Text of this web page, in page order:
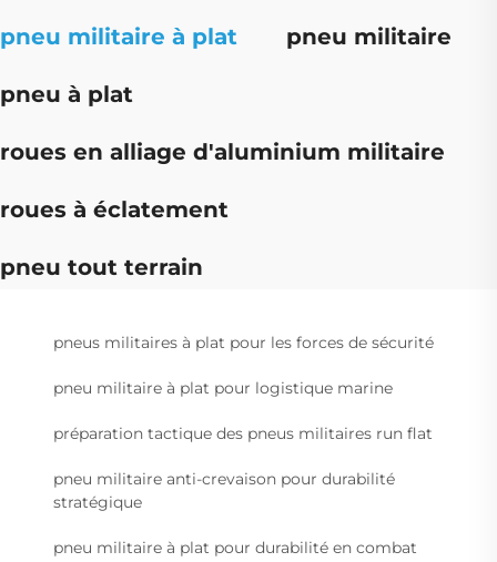
pneu militaire à plat pneu militaire
pneu à plat
roues en alliage d'aluminium militaire
roues à éclatement
pneu tout terrain
pneus militaires à plat pour les forces de sécurité
pneu militaire à plat pour logistique marine
préparation tactique des pneus militaires run flat
pneu militaire anti-crevaison pour durabilité
stratégique
pneu militaire à plat pour durabilité en combat